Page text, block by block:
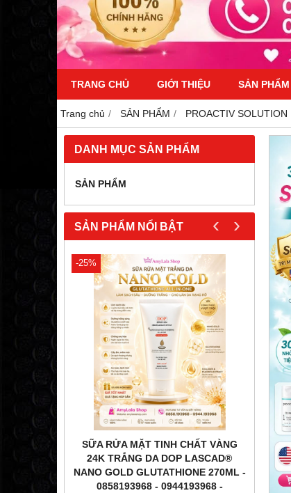
TRANG CHỦ GIỚI THIỆU SẢN PHẨM
Trang chủ SẢN PHẨM PROACTIV SOLUTION
DANH MỤC SẢN PHẨM
SẢN PHẨM
SẢN PHẨM NỔI BẬT
LASCAD
GOLD
-
-25%
SỮA RỬA MẶT TINH CHẤT VÀNG
24K TRẮNG DA DOP LASCAD®
NANO GOLD GLUTATHIONE 270ML -
0858193968 - 0944193968 -
-31%
‹ ›